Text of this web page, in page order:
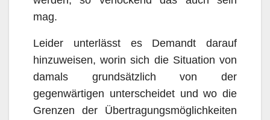
mag.
Leider unterlässt es Demandt darauf
hinzuweisen, worin sich die Situation von
damals grundsätzlich von der
gegenwärtigen unterscheidet und wo die
Grenzen der Übertragungsmöglichkeiten